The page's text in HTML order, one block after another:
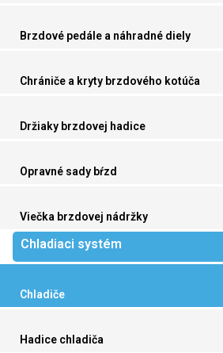
Brzdové pedále a náhradné diely
Chrániče a kryty brzdového kotúča
Držiaky brzdovej hadice
Opravné sady bŕzd
Viečka brzdovej nádržky
Chladiaci systém
Chladiče
Hadice chladiča